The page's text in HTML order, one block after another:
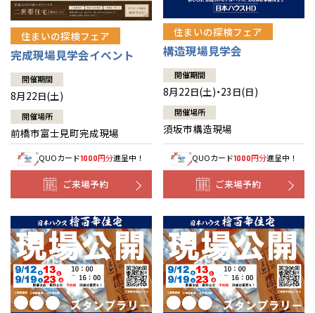
住まいの探検フェア
完成現場見学会イベント
開催期間
8月22日(土)
開催場所
前橋市富士見町完成現場
QUOカード1000円分進呈中！
ご来場予約
住まいの探検フェア
構造現場見学会
開催期間
8月22日(土)・23日(日)
開催場所
須坂市構造現場
QUOカード1000円分進呈中！
ご来場予約